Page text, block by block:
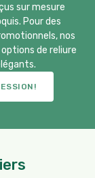
sur mesure
Pour des
nos
de reliure